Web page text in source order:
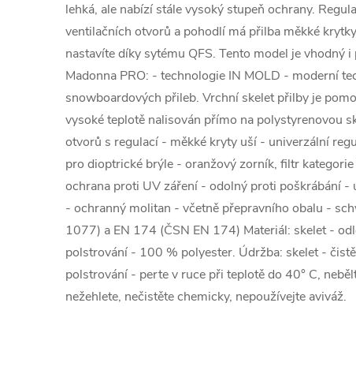
lehká, ale nabízí stále vysoký stupeň ochrany.
ventilačních otvorů a pohodlí má přilba měkké
nastavíte díky sytému QFS. Tento model je vhodný
Madonna PRO: - technologie IN MOLD - moderní
snowboardových přileb. Vrchní skelet přilby je
vysoké teplotě nalisován přímo na polystyrenovou
otvorů s regulací - měkké kryty uší - univerzální
pro dioptrické brýle - oranžový zorník, filtr
ochrana proti UV záření - odolný proti poškrábání -
- ochranný molitan - včetně přepravního obalu -
1077) a EN 174 (ČSN EN 174) Materiál: skelet -
polstrování - 100 % polyester. Údržba: skelet -
polstrování - perte v ruce při teplotě do 40° C,
nežehlete, nečistěte chemicky, nepoužívejte aviváž.